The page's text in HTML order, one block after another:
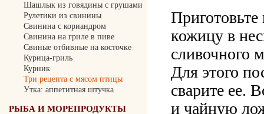
Шашлык из говядины с грушами
Рулетики из свинины
Свинина с кориандром
Свинина на гриле в пиве
Свиные отбивные на косточке
Курица-гриль
Курник
Три рецепта с мясом птицы
Утка: аппетитная штучка
РЫБА И МОРЕПРОДУКТЫ
кожицу в
сливочного
Для этого
сварите ее.
и чайную